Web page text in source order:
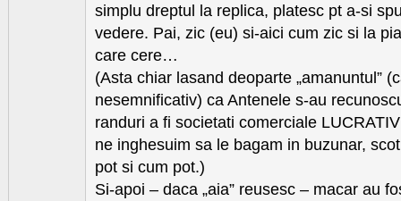
simplu dreptul la replica, platesc pt a-si
vedere. Pai, zic (eu) si-aici cum zic si la
care cere…
(Asta chiar lasand deoparte „amanuntul”
nesemnificativ) ca Antenele s-au
randuri a fi societati comerciale
ne inghesuim sa le bagam in buzunar,
pot si cum pot.)
Si-apoi – daca „aia” reusesc – macar au